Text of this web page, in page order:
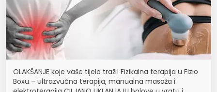
OLAKŠANJE koje vaše tijelo traži! Fizikalna terapija u Fizio
Boxu – ultrazvučna terapija, manualna masaža i